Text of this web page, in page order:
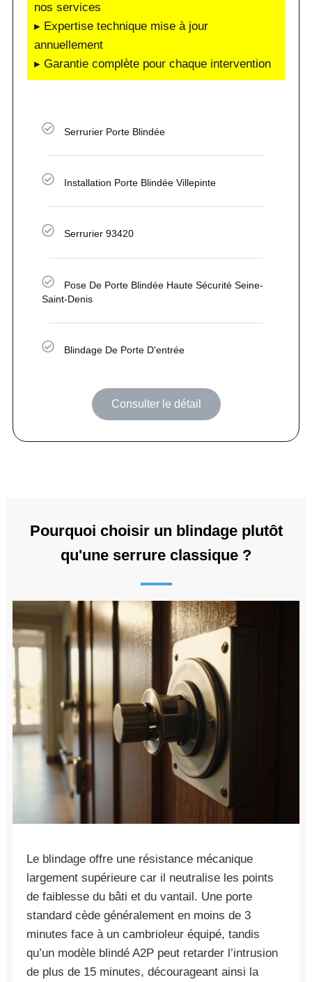
nos services
▸ Expertise technique mise à jour
annuellement
▸ Garantie complète pour chaque intervention
Serrurier Porte Blindée
Installation Porte Blindée Villepinte
Serrurier 93420
Pose De Porte Blindée Haute Sécurité Seine-
Saint-Denis
Blindage De Porte D'entrée
Consulter le détail
Pourquoi choisir un blindage plutôt
qu'une serrure classique ?
Le blindage offre une résistance mécanique
largement supérieure car il neutralise les points
de faiblesse du bâti et du vantail. Une porte
standard cède généralement en moins de 3
minutes face à un cambrioleur équipé, tandis
qu’un modèle blindé A2P peut retarder l’intrusion
de plus de 15 minutes, décourageant ainsi la